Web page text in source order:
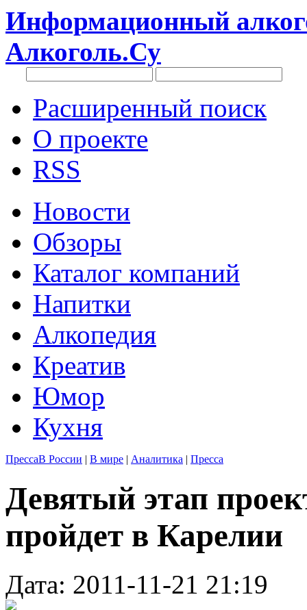
Информационный
Алкоголь.Су
Расширенный поиск
О проекте
RSS
Новости
Обзоры
Каталог компаний
Напитки
Алкопедия
Креатив
Юмор
Кухня
ПрессаВ России | В мире | Аналитика | Пресса
Девятый этап
пройдет в Карелии
Дата: 2011-11-21 21:19